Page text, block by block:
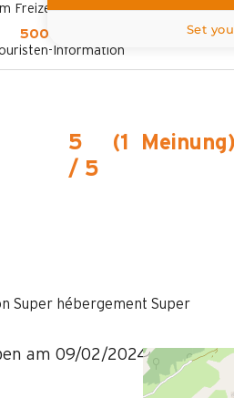
Freizeitpark aus
5000
Information
5
/ 5
(1 Meinung
Super hébergement Super
am 09/02/2024
Set